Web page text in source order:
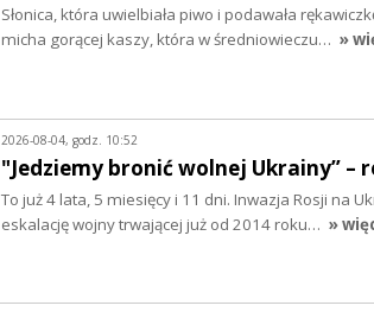
Słonica, która uwielbiała piwo i podawała
micha gorącej kaszy, która w średniowieczu… »
2026-08-04, godz. 10:52
"Jedziemy bronić wolnej Ukrainy” –
To już 4 lata, 5 miesięcy i 11 dni. Inwazja Rosji na
eskalację wojny trwającej już od 2014 roku… »